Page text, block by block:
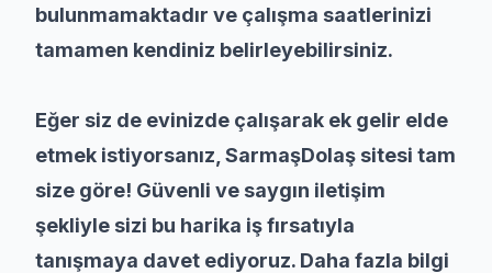
bulunmamaktadır ve çalışma saatlerinizi
tamamen kendiniz belirleyebilirsiniz.
Eğer siz de evinizde çalışarak ek gelir elde
etmek istiyorsanız, SarmaşDolaş sitesi tam
size göre! Güvenli ve saygın iletişim
şekliyle sizi bu harika iş fırsatıyla
tanışmaya davet ediyoruz. Daha fazla bilgi